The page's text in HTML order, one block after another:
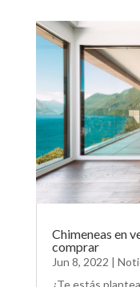
Chimeneas en
comprar
Jun 8, 2022 |
¿Te estás